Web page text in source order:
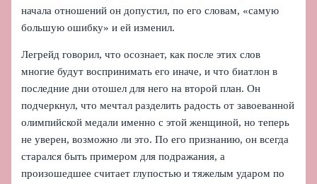
начала отношений он допустил, по его словам, «самую
большую ошибку» и ей изменил.
Легрейд говорил, что осознает, как после этих слов
многие будут воспринимать его иначе, и что биатлон в
последние дни отошел для него на второй план. Он
подчеркнул, что мечтал разделить радость от завоеванной
олимпийской медали именно с этой женщиной, но теперь
не уверен, возможно ли это. По его признанию, он всегда
старался быть примером для подражания, а
произошедшее считает глупостью и тяжелым ударом по